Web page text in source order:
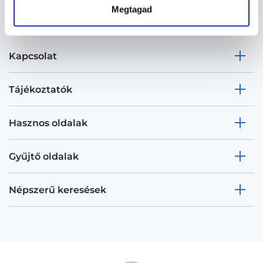
Megtagad
Kapcsolat
Tájékoztatók
Hasznos oldalak
Gyűjtő oldalak
Népszerű keresések